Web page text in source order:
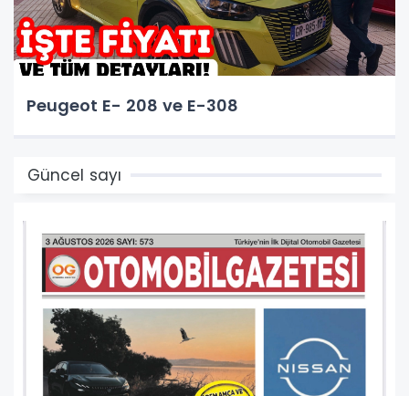
Peugeot E- 208 ve E-308
Güncel sayı